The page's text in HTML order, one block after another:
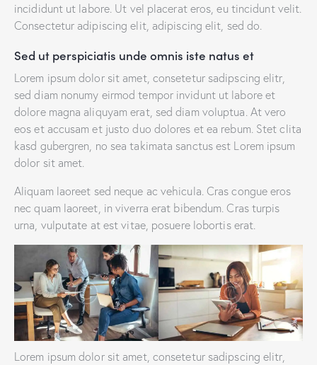
incididunt ut labore. Ut vel placerat eros, eu tincidunt velit.
Consectetur adipiscing elit, adipiscing elit, sed do.
Sed ut perspiciatis unde omnis iste natus et
Lorem ipsum dolor sit amet, consetetur sadipscing elitr,
sed diam nonumy eirmod tempor invidunt ut labore et
dolore magna aliquyam erat, sed diam voluptua. At vero
eos et accusam et justo duo dolores et ea rebum. Stet clita
kasd gubergren, no sea takimata sanctus est Lorem ipsum
dolor sit amet.
Aliquam laoreet sed neque ac vehicula. Cras congue eros
nec quam laoreet, in viverra erat bibendum. Cras turpis
urna, vulputate at est vitae, posuere lobortis erat.
Lorem ipsum dolor sit amet, consetetur sadipscing elitr,